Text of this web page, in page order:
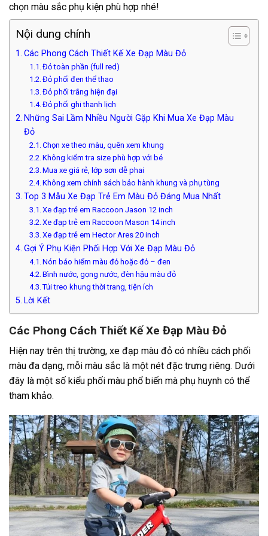
chọn màu sắc phụ kiện phù hợp nhé!
Nội dung chính
Các Phong Cách Thiết Kế Xe Đạp Màu Đỏ
Đỏ toàn phần (full red)
Đỏ phối đen thể thao
Đỏ phối trắng hiện đại
Đỏ phối ghi thanh lịch
Những Sai Lầm Nhiều Người Gặp Khi Mua Xe Đạp Màu
Đỏ
Chọn xe theo màu, quên xem khung
Không kiểm tra size phù hợp với bé
Mua xe giá rẻ, lớp sơn dễ phai
Không xem chính sách bảo hành khung và phụ tùng
Top 3 Mẫu Xe Đạp Trẻ Em Màu Đỏ Đáng Mua Nhất
Xe đạp trẻ em Raccoon Jason 12 inch
Xe đạp trẻ em Raccoon Mason 14 inch
Xe đạp trẻ em Hector Ares 20 inch
Gợi Ý Phụ Kiện Phối Hợp Với Xe Đạp Màu Đỏ
Nón bảo hiểm màu đỏ hoặc đỏ – đen
Bình nước, gọng nước, đèn hậu màu đỏ
Túi treo khung thời trang, tiện ích
Lời Kết
Các Phong Cách Thiết Kế Xe Đạp Màu Đỏ
Hiện nay trên thị trường, xe đạp màu đỏ có nhiều cách phối
màu đa dạng, mỗi màu sắc là một nét đặc trưng riêng. Dưới
đây là một số kiểu phối màu phổ biến mà phụ huynh có thể
tham khảo.